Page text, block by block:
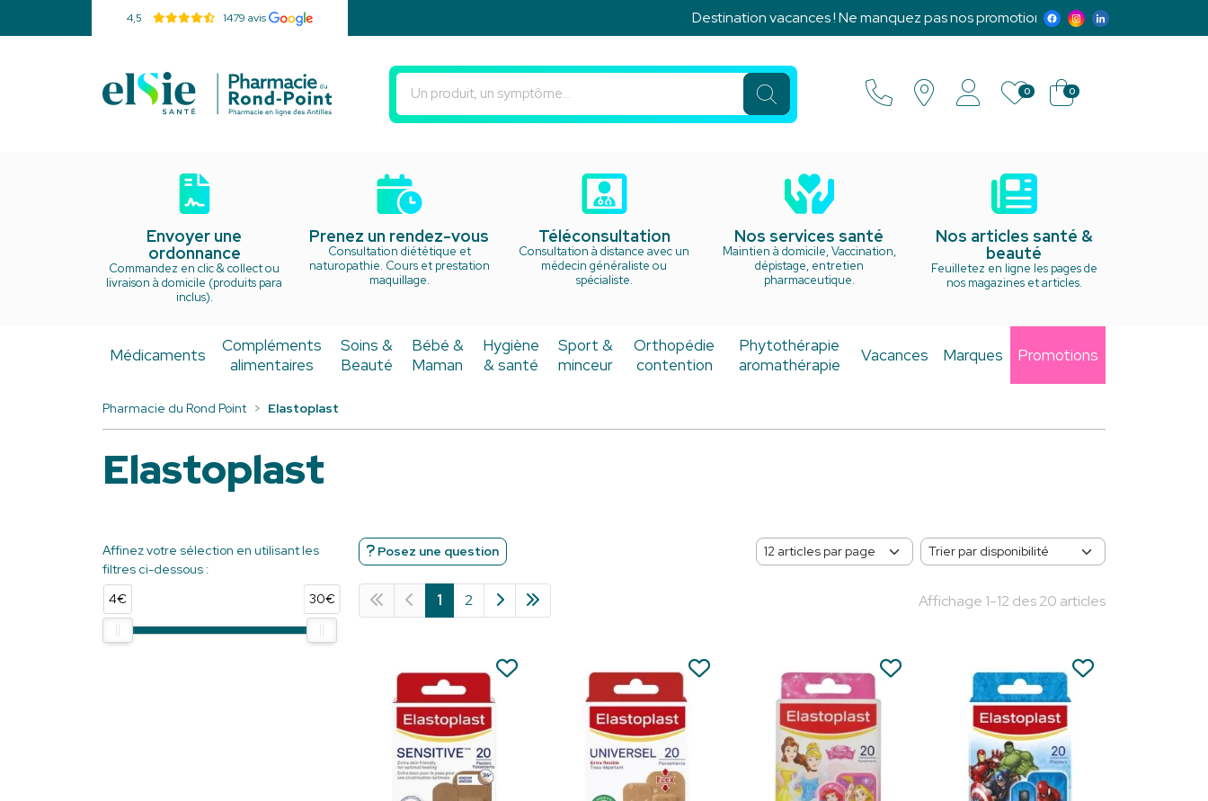
Destination vacances ! Ne manquez pas nos promotions exclusives et notre programme
4,5 1479 avis
Pharmacie du Rond Point Votre pharmacie en ligne à votre service
0 0
Envoyer une
ordonnance
Commandez en clic & collect ou
livraison à domicile (produits para
inclus).
Prenez un rendez-vous
Consultation diététique et
naturopathie. Cours et prestation
maquillage.
Téléconsultation
Consultation à distance avec un
médecin généraliste ou
spécialiste.
Nos services santé
Maintien à domicile, Vaccination,
dépistage, entretien
pharmaceutique.
Nos articles santé &
beauté
Feuilletez en ligne les pages de
nos magazines et articles.
Médicaments
Compléments
alimentaires
Soins &
Beauté
Bébé &
Maman
Hygiène
& santé
Sport &
minceur
Orthopédie
contention
Phytothérapie
aromathérapie
Vacances Marques Promotions
Pharmacie du Rond Point Elastoplast
Elastoplast
Posez une question
Affichage 1-12 des 20 articles
1 2
Affinez votre sélection en utilisant les
filtres ci-dessous :
4€
30€